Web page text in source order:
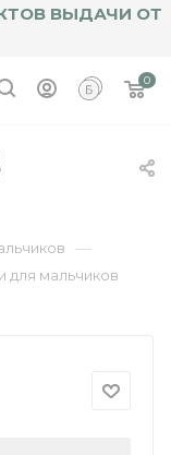
ВЫДАЧИ ОТ
0
—
для мальчиков